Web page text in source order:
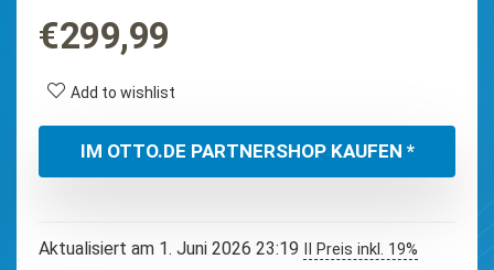
€299,99
Add to wishlist
IM OTTO.DE PARTNERSHOP KAUFEN *
Aktualisiert am 1. Juni 2026 23:19
II Preis inkl. 19%